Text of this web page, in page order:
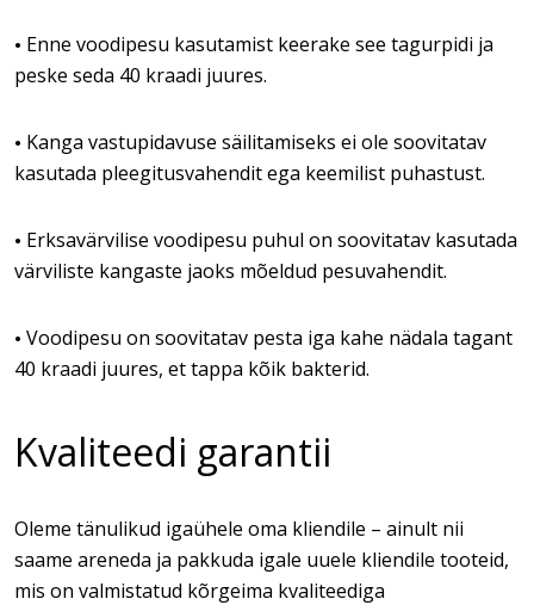
• Enne voodipesu kasutamist keerake see tagurpidi ja
peske seda 40 kraadi juures.
• Kanga vastupidavuse säilitamiseks ei ole soovitatav
kasutada pleegitusvahendit ega keemilist puhastust.
• Erksavärvilise voodipesu puhul on soovitatav kasutada
värviliste kangaste jaoks mõeldud pesuvahendit.
• Voodipesu on soovitatav pesta iga kahe nädala tagant
40 kraadi juures, et tappa kõik bakterid.
Kvaliteedi garantii
Oleme tänulikud igaühele oma kliendile – ainult nii
saame areneda ja pakkuda igale uuele kliendile tooteid,
mis on valmistatud kõrgeima kvaliteediga